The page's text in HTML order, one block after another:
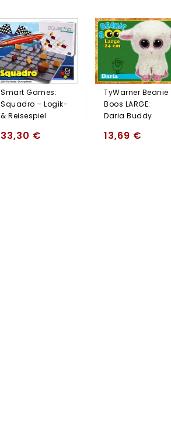
Smart Games:
Squadro – Logik-
& Reisespiel
33,30 €
TyWarner Beanie
Boos LARGE:
Daria Buddy
13,69 €